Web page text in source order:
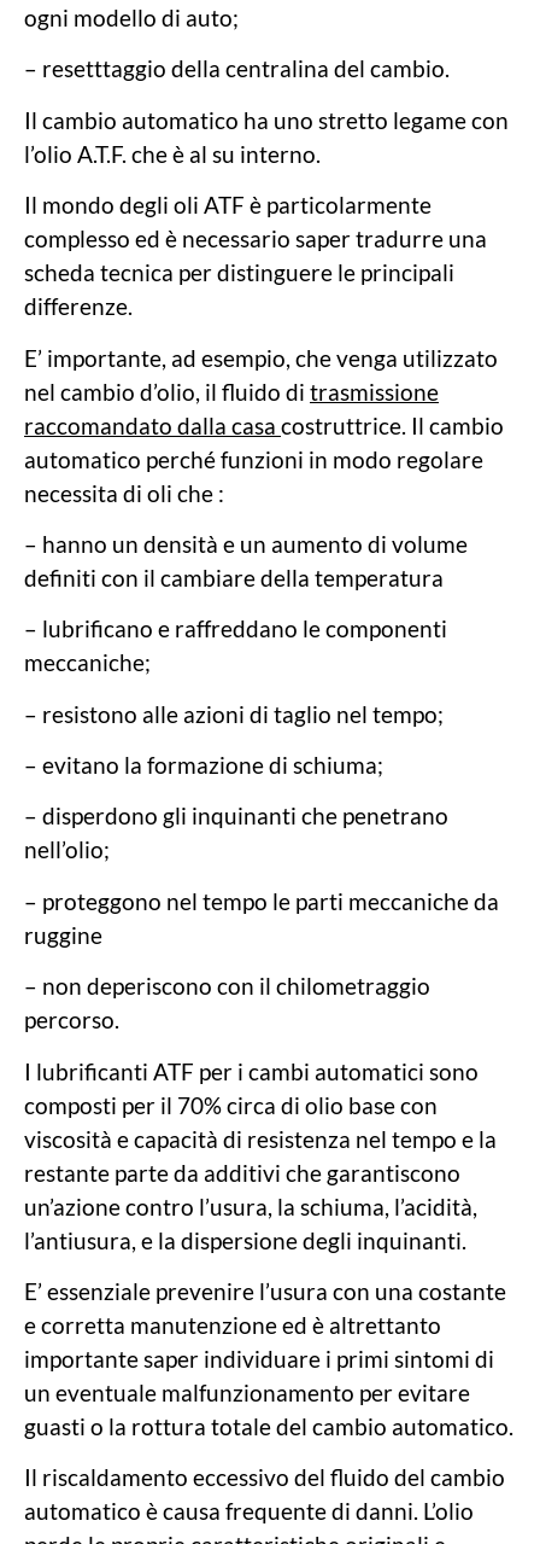
ogni modello di auto;
– resetttaggio della centralina del cambio.
Il cambio automatico ha uno stretto legame con
l’olio A.T.F. che è al su interno.
Il mondo degli oli ATF è particolarmente
complesso ed è necessario saper tradurre una
scheda tecnica per distinguere le principali
differenze.
E’ importante, ad esempio, che venga utilizzato
nel cambio d’olio, il fluido di trasmissione
raccomandato dalla casa costruttrice. Il cambio
automatico perché funzioni in modo regolare
necessita di oli che :
– hanno un densità e un aumento di volume
definiti con il cambiare della temperatura
– lubrificano e raffreddano le componenti
meccaniche;
– resistono alle azioni di taglio nel tempo;
– evitano la formazione di schiuma;
– disperdono gli inquinanti che penetrano
nell’olio;
– proteggono nel tempo le parti meccaniche da
ruggine
– non deperiscono con il chilometraggio
percorso.
I lubrificanti ATF per i cambi automatici sono
composti per il 70% circa di olio base con
viscosità e capacità di resistenza nel tempo e la
restante parte da additivi che garantiscono
un’azione contro l’usura, la schiuma, l’acidità,
l’antiusura, e la dispersione degli inquinanti.
E’ essenziale prevenire l’usura con una costante
e corretta manutenzione ed è altrettanto
importante saper individuare i primi sintomi di
un eventuale malfunzionamento per evitare
guasti o la rottura totale del cambio automatico.
Il riscaldamento eccessivo del fluido del cambio
automatico è causa frequente di danni. L’olio